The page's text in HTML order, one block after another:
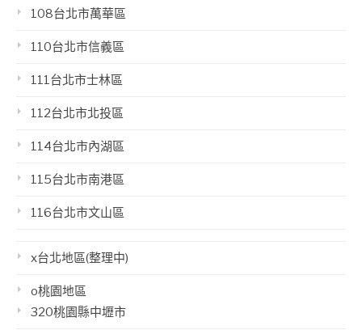
108台北市萬華區
110台北市信義區
111台北市士林區
112台北市北投區
114台北市內湖區
115台北市南港區
116台北市文山區
x台北地區(整理中)
o桃園地區
320桃園縣中壢市